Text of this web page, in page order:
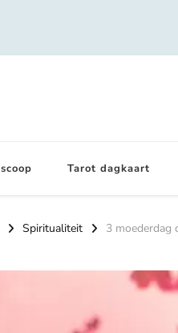
Tarot dagkaart
Spiritualiteit 3 moederdag